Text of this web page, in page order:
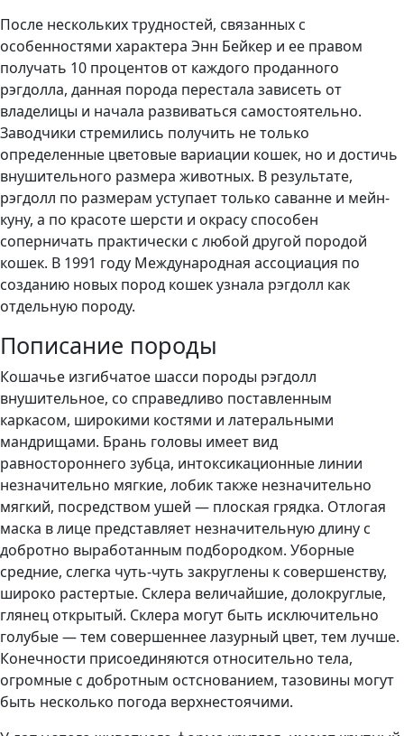
После нескольких трудностей, связанных с
особенностями характера Энн Бейкер и ее правом
получать 10 процентов от каждого проданного
рэгдолла, данная порода перестала зависеть от
владелицы и начала развиваться самостоятельно.
Заводчики стремились получить не только
определенные цветовые вариации кошек, но и достичь
внушительного размера животных. В результате,
рэгдолл по размерам уступает только саванне и мейн-
куну, а по красоте шерсти и окрасу способен
соперничать практически с любой другой породой
кошек. В 1991 году Международная ассоциация по
созданию новых пород кошек узнала рэгдолл как
отдельную породу.
Пописание породы
Кошачье изгибчатое шасси породы рэгдолл
внушительное, со справедливо поставленным
каркасом, широкими костями и латеральными
мандрищами. Брань головы имеет вид
равностороннего зубца, интоксикационные линии
незначительно мягкие, лобик также незначительно
мягкий, посредством ушей — плоская грядка. Отлогая
маска в лице представляет незначительную длину с
добротно выработанным подбородком. Уборные
средние, слегка чуть-чуть закруглены к совершенству,
широко растертые. Склера величайшие, долокруглые,
глянец открытый. Склера могут быть исключительно
голубые — тем совершеннее лазурный цвет, тем лучше.
Конечности присоединяются относительно тела,
огромные с добротным остснованием, тазовины могут
быть несколько погода верхнестоячими.